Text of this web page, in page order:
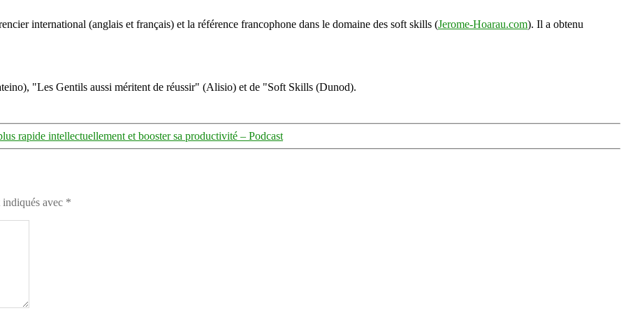
international (anglais et français) et la référence francophone dans le domaine des soft skills (Jerome-Hoarau.com). Il a obtenu
"Les Gentils aussi méritent de réussir" (Alisio) et de "Soft Skills (Dunod).
rapide intellectuellement et booster sa productivité – Podcast
avec *